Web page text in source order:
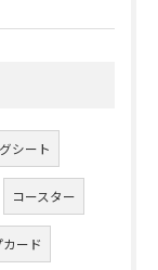
シート
コースター
ード